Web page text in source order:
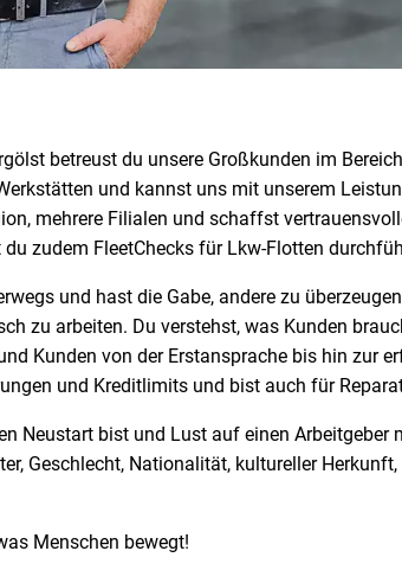
betreust du unsere Großkunden im
und kannst uns mit unserem
mehrere Filialen und schaffst
zudem FleetChecks für Lkw-Flotten
und hast die Gabe, andere zu
zu arbeiten. Du verstehst, was Kunden
Kunden von der Erstansprache bis hin
und Kreditlimits und bist auch für
Neustart bist und Lust auf einen
Geschlecht, Nationalität, kultureller
Menschen bewegt!